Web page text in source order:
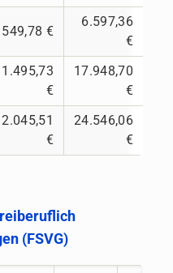
549,78 €
6.597,36
€
1.495,73
€
17.948,70
€
2.045,51
€
24.546,06
€
(FSVG)